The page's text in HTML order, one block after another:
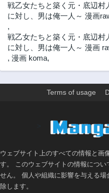
戦乙女たちと築く元・底辺
に対し、男は俺一人～ 漫画
,
戦乙女たちと築く元・底辺
に対し、男は俺一人～ 漫画
, 漫画 koma,
Terms of usage
ウェブサイト上のすべての情報と画
す。 このウェブサイトの情報につ
せん。 個人や組織に影響を与える
除します。